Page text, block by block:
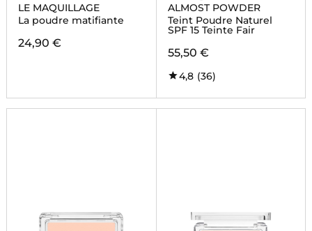
LE MAQUILLAGE
La poudre matifiante
24,90 €
ALMOST POWDER
Teint Poudre Naturel
SPF 15 Teinte Fair
55,50 €
4,8 (36)